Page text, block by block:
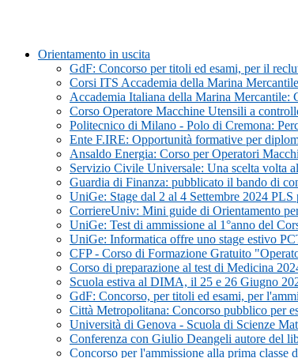
Orientamento in uscita
GdF: Concorso per titoli ed esami, per il
Corsi ITS Accademia della Marina
Accademia Italiana della Marina
Corso Operatore Macchine Utensili a
Politecnico di Milano - Polo di Cremona:
Ente F.IRE: Opportunità formative per
Ansaldo Energia: Corso per Operatori
Servizio Civile Universale: Una scelta volta
Guardia di Finanza: pubblicato il bando di
UniGe: Stage dal 2 al 4 Settembre 2024
CorriereUniv: Mini guide di Orientamento
UniGe: Test di ammissione al 1°anno del
UniGe: Informatica offre uno stage estivo
CFP - Corso di Formazione Gratuito
Corso di preparazione al test di Medicina
Scuola estiva al DIMA, il 25 e 26 Giugno
GdF: Concorso, per titoli ed esami, per
Città Metropolitana: Concorso pubblico per
Università di Genova - Scuola di Scienze
Conferenza con Giulio Deangeli autore del
Concorso per l'ammissione alla prima